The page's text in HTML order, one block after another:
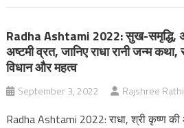
Radha Ashtami 2022: सुख-समृद्धि,
अष्टमी व्रत, जानिए राधा रानी जन्म कथा,
विधान और महत्व
September 3, 2022 Rajshree Rathi
Radha Ashtami 2022: राधा, श्री कृष्ण